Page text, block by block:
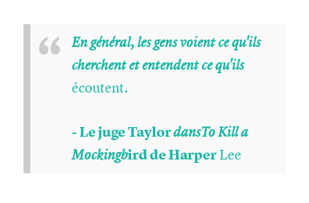
“
En général, les gens voient ce qu'ils
cherchent et entendent ce qu'ils
écoutent.
- Le juge TaylordansTo Kill a
Mockingbird de HarperLee